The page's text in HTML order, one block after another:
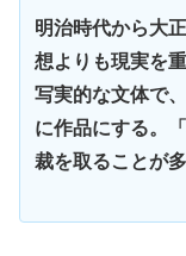
明治時代から大
想よりも現実を
写実的な文体で
に作品にする。
裁を取ることが多